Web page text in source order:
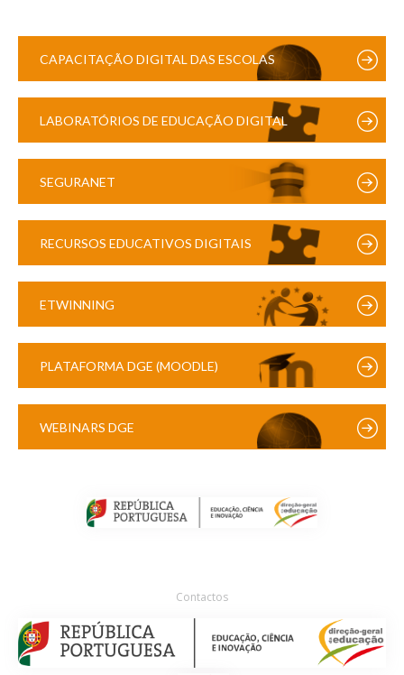
CAPACITAÇÃO DIGITAL DAS ESCOLAS
LABORATÓRIOS DE EDUCAÇÃO DIGITAL
SEGURANET
RECURSOS EDUCATIVOS DIGITAIS
ETWINNING
PLATAFORMA DGE (MOODLE)
WEBINARS DGE
Contactos